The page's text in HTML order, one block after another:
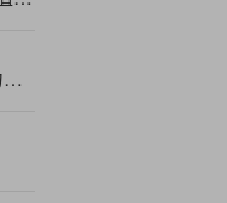
玉米新粮上,市在:即 市场供应压力增大